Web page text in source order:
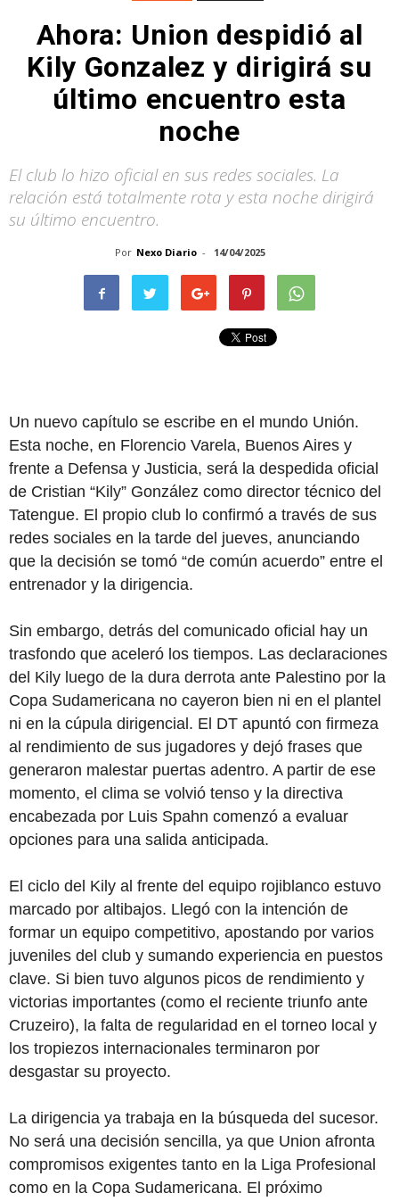
Ahora: Union despidió al
Kily Gonzalez y dirigirá su
último encuentro esta
noche
El club lo hizo oficial en sus redes sociales. La
relación está totalmente rota y esta noche dirigirá
su último encuentro.
Por Nexo Diario - 14/04/2025
Un nuevo capítulo se escribe en el mundo Unión.
Esta noche, en Florencio Varela, Buenos Aires y
frente a Defensa y Justicia, será la despedida oficial
de Cristian “Kily” González como director técnico del
Tatengue. El propio club lo confirmó a través de sus
redes sociales en la tarde del jueves, anunciando
que la decisión se tomó “de común acuerdo” entre el
entrenador y la dirigencia.
Sin embargo, detrás del comunicado oficial hay un
trasfondo que aceleró los tiempos. Las declaraciones
del Kily luego de la dura derrota ante Palestino por la
Copa Sudamericana no cayeron bien ni en el plantel
ni en la cúpula dirigencial. El DT apuntó con firmeza
al rendimiento de sus jugadores y dejó frases que
generaron malestar puertas adentro. A partir de ese
momento, el clima se volvió tenso y la directiva
encabezada por Luis Spahn comenzó a evaluar
opciones para una salida anticipada.
El ciclo del Kily al frente del equipo rojiblanco estuvo
marcado por altibajos. Llegó con la intención de
formar un equipo competitivo, apostando por varios
juveniles del club y sumando experiencia en puestos
clave. Si bien tuvo algunos picos de rendimiento y
victorias importantes (como el reciente triunfo ante
Cruzeiro), la falta de regularidad en el torneo local y
los tropiezos internacionales terminaron por
desgastar su proyecto.
La dirigencia ya trabaja en la búsqueda del sucesor.
No será una decisión sencilla, ya que Union afronta
compromisos exigentes tanto en la Liga Profesional
como en la Copa Sudamericana. El próximo